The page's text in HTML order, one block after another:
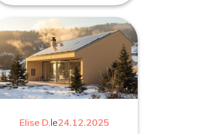
Elise D.le24.12.2025